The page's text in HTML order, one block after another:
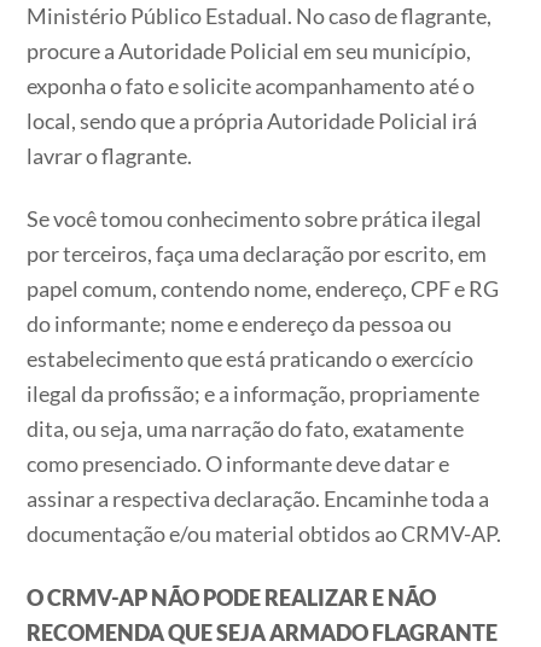
Ministério Público Estadual. No caso de flagrante,
procure a Autoridade Policial em seu município,
exponha o fato e solicite acompanhamento até o
local, sendo que a própria Autoridade Policial irá
lavrar o flagrante.
Se você tomou conhecimento sobre prática ilegal
por terceiros, faça uma declaração por escrito, em
papel comum, contendo nome, endereço, CPF e RG
do informante; nome e endereço da pessoa ou
estabelecimento que está praticando o exercício
ilegal da profissão; e a informação, propriamente
dita, ou seja, uma narração do fato, exatamente
como presenciado. O informante deve datar e
assinar a respectiva declaração. Encaminhe toda a
documentação e/ou material obtidos ao CRMV-AP.
O CRMV-AP NÃO PODE REALIZAR E NÃO
RECOMENDA QUE SEJA ARMADO FLAGRANTE